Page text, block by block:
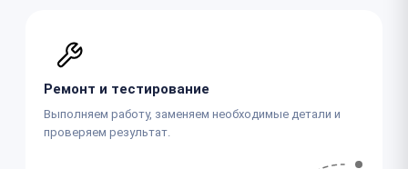
Ремонт и тестирование
Выполняем работу, заменяем необходимые детали и
проверяем результат.